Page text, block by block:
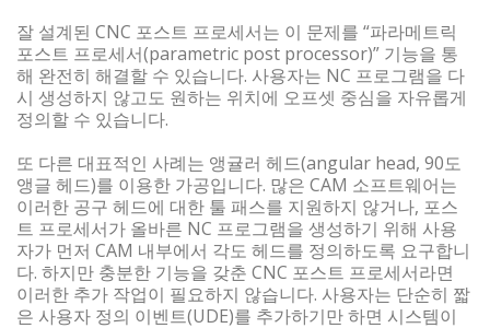
잘 설계된 CNC 포스트 프로세서는 이 문제를 “파라메트릭
포스트 프로세서(parametric post processor)” 기능을 통
해 완전히 해결할 수 있습니다. 사용자는 NC 프로그램을 다
시 생성하지 않고도 원하는 위치에 오프셋 중심을 자유롭게
정의할 수 있습니다.
또 다른 대표적인 사례는 앵귤러 헤드(angular head, 90도
앵글 헤드)를 이용한 가공입니다. 많은 CAM 소프트웨어는
이러한 공구 헤드에 대한 툴 패스를 지원하지 않거나, 포스
트 프로세서가 올바른 NC 프로그램을 생성하기 위해 사용
자가 먼저 CAM 내부에서 각도 헤드를 정의하도록 요구합니
다. 하지만 충분한 기능을 갖춘 CNC 포스트 프로세서라면
이러한 추가 작업이 필요하지 않습니다. 사용자는 단순히 짧
은 사용자 정의 이벤트(UDE)를 추가하기만 하면 시스템이